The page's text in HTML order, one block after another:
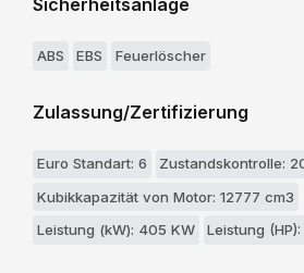
ABS EBS Feuerlöscher
Zulassung/Zertifizierung
Euro Standart: 6
Zustandskontrolle:
Kubikkapazität von Motor: 12777 cm3
Leistung (kW): 405 KW
Leistung (HP):